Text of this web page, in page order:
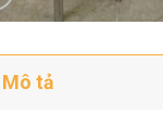
Mô tả